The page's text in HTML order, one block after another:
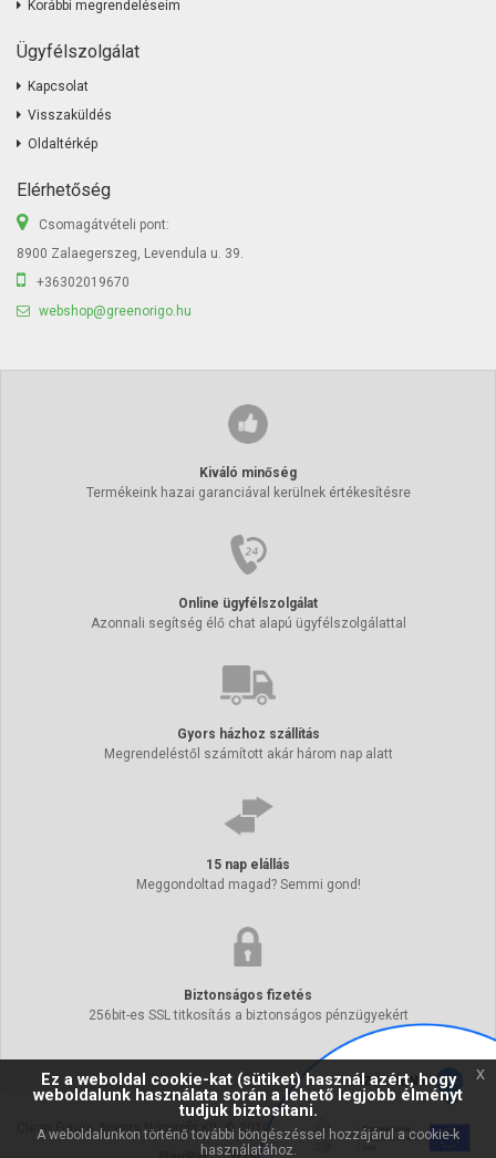
Korábbi megrendeléseim
Ügyfélszolgálat
Kapcsolat
Visszaküldés
Oldaltérkép
Elérhetőség
Csomagátvételi pont:
8900 Zalaegerszeg, Levendula u. 39.
+36302019670
webshop@greenorigo.hu
Kiváló minőség
Termékeink hazai garanciával kerülnek értékesítésre
Online ügyfélszolgálat
Azonnali segítség élő chat alapú ügyfélszolgálattal
Gyors házhoz szállítás
Megrendeléstől számított akár három nap alatt
15 nap elállás
Meggondoltad magad? Semmi gond!
Biztonságos fizetés
256bit-es SSL titkosítás a biztonságos pénzügyekért
Clean Future Agenty Nonprofit Kft. © 2010 - 2026. Minden jog fenntartva.
Ez a weboldal cookie-kat (sütiket) használ azért, hogy
weboldalunk használata során a lehető legjobb élményt
tudjuk biztosítani.
A weboldalunkon történő további böngészéssel hozzájárul a cookie-k
használatához.
x